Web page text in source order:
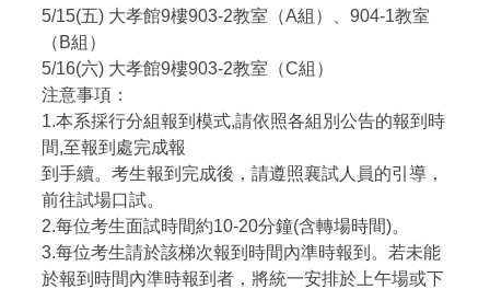
5/15(五) 大孝館9樓903-2教室（A組）、904-1教室
（B組）
5/16(六) 大孝館9樓903-2教室（C組）
注意事項：
1.本系採行分組報到模式,請依照各組別公告的報到時
間,至報到處完成報
到手續。考生報到完成後，請遵照襄試人員的引導，
前往試場口試。
2.每位考生面試時間約10-20分鐘(含轉場時間)。
3.每位考生請於該梯次報到時間內準時報到。若未能
於報到時間內準時報到者，將統一安排於上午場或下